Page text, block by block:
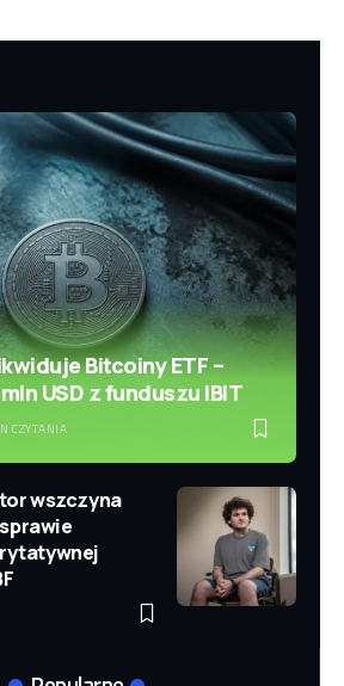
Bitcoiny ETF –
USD z funduszu IBIT
CZYTANIA
wszczyna